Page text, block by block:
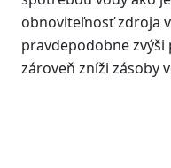
obnoviteľnosť zdroja
pravdepodobne zvýši
zároveň zníži zásoby